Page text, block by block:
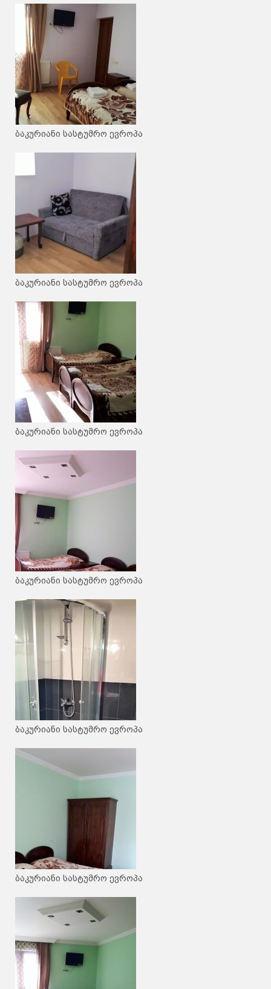
ბაკურიანი სასტუმრო ევროპა
ბაკურიანი სასტუმრო ევროპა
ბაკურიანი სასტუმრო ევროპა
ბაკურიანი სასტუმრო ევროპა
ბაკურიანი სასტუმრო ევროპა
ბაკურიანი სასტუმრო ევროპა